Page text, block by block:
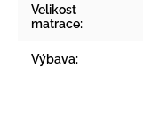
Velikost
matrace:
Výbava: